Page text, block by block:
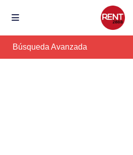
Búsqueda Avanzada